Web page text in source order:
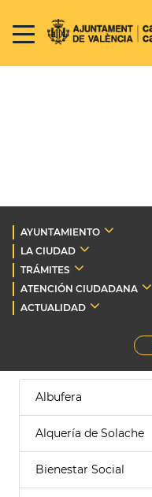
AYUNTAMIENTO
LA CIUDAD
TRÁMITES
ATENCIÓN CIUDADANA
ACTUALIDAD
Albufera
Alquería de Solache
Bienestar Social